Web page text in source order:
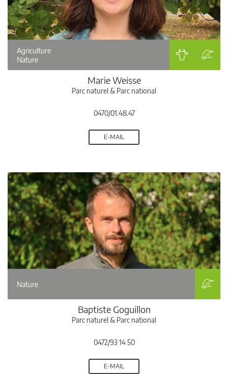
Agriculture
Nature
Marie Weisse
Parc naturel & Parc national
0470/01.48.47
E-MAIL
Nature
Baptiste Goguillon
Parc naturel & Parc national
0472/93 14 50
E-MAIL